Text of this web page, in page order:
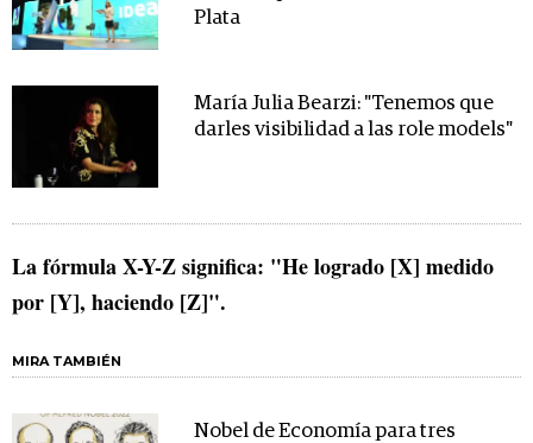
Plata
María Julia Bearzi: "Tenemos que
darles visibilidad a las role models"
La fórmula X-Y-Z significa: "He logrado [X] medido
por [Y], haciendo [Z]".
MIRA TAMBIÉN
Nobel de Economía para tres